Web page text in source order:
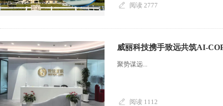
阅读 2777
威丽科技携手致远共筑AI-
聚势谋远...
阅读 1112